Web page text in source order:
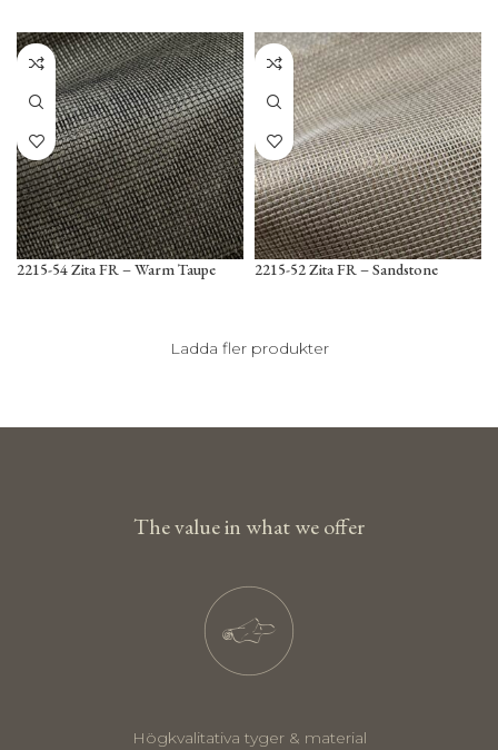
2215-54 Zita FR – Warm Taupe 2215-52 Zita FR – Sandstone
Ladda fler produkter
The value in what we offer
Högkvalitativa tyger & material